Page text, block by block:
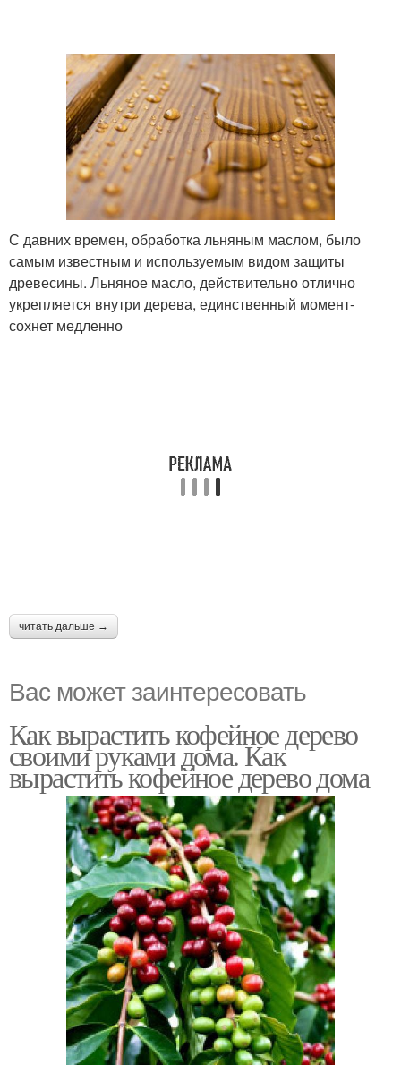
С давних времен, обработка льняным маслом, было
самым известным и используемым видом защиты
древесины. Льняное масло, действительно отлично
укрепляется внутри дерева, единственный момент-
сохнет медленно
читать дальше →
Вас может заинтересовать
Как вырастить кофейное дерево
своими руками дома. Как
вырастить кофейное дерево дома